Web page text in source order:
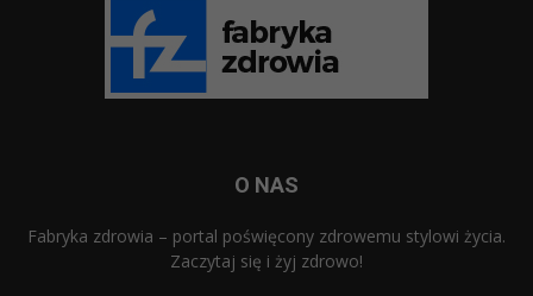
O NAS
Fabryka zdrowia – portal poświęcony zdrowemu stylowi życia.
Zaczytaj się i żyj zdrowo!